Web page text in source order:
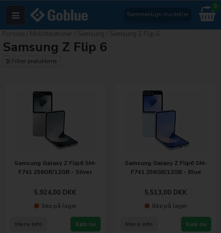
Sammenlign modeller
0
Forside Mobiltelefoner Samsung Samsung Z Flip 6
Samsung Z Flip 6
Filtrer produkterne
Samsung Galaxy Z Flip6 SM-
F741 256GB/12GB - Silver
5.924,00 DKK
Ikke på lager
Køb nu
Mere info
Samsung Galaxy Z Flip6 SM-
F741 256GB/12GB - Blue
5.513,00 DKK
Ikke på lager
Køb nu
Mere info